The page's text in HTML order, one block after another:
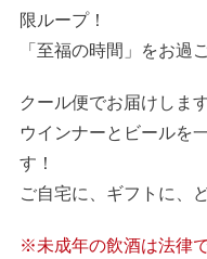
限ループ！
「至福の時間」をお過
クール便でお届けしま
ウインナーとビールを
す！
ご自宅に、ギフトに、
※未成年の飲酒は法律